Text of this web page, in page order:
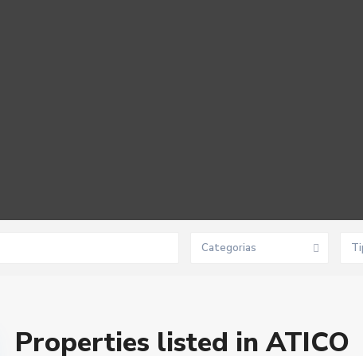
Categorias
Properties listed in ATICO